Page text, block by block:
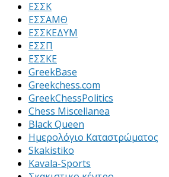
ΕΣΣΚ
ΕΣΣΑΜΘ
ΕΣΣΚΕΔΥΜ
ΕΣΣΠ
ΕΣΣΚΕ
GreekBase
Greekchess.com
GreekChessPolitics
Chess Miscellanea
Black Queen
Ημερολόγιο Καταστρώματος
Skakistiko
Kavala-Sports